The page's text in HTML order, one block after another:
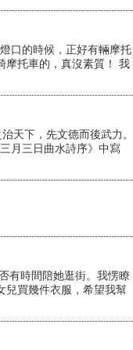
口的時候，正好有輛摩托
摩托車的，真沒素質！ 我
天下，先文德而後武力。
月三日曲水詩序》中寫
有時間陪她逛街。我愣瞭
兒買幾件衣服，希望我幫